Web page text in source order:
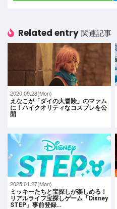
Related entry 関連記事
2020.09.28(Mon)
えなこが「ダイの大冒険」のマァム
に！ハイクオリティなコスプレを公
開
2025.01.27(Mon)
ミッキーたちと宝探しが楽しめる！
リアルライフ宝探しゲーム「Disney
STEP」事前登録…